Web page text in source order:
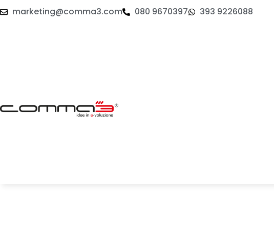
marketing@comma3.com 080 9670397 393 9226088